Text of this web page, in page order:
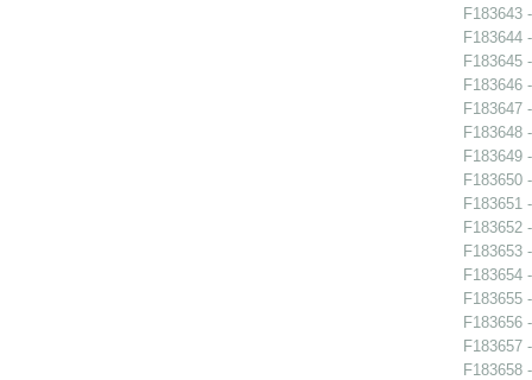
F183643
F183644
F183645
F183646
F183647
F183648
F183649
F183650
F183651
F183652
F183653
F183654
F183655
F183656
F183657
F183658